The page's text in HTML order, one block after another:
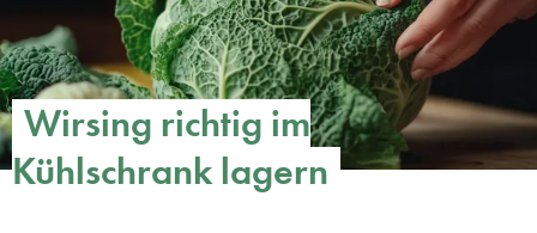
Wirsing richtig im
Kühlschrank lagern